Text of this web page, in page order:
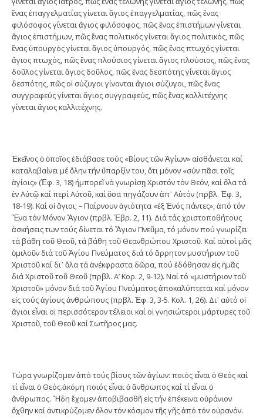
ἕνας ἐπαγγελματίας γίνεται ἅγιος ἐπαγγελματίας, πῶς ἕνας
φιλόσοφος γίνεται ἅγιος φιλόσοφος, πῶς ἕνας ἐπιστήμων γίνεται
ἅγιος ἐπιστήμων, πῶς ἕνας πολιτικός γίνεται ἅγιος πολιτικός, πῶς
ἕνας ὑπουργός γίνεται ἅγιος ὑπουργός, πῶς ἕνας πτωχός γίνεται
ἅγιος πτωχός, πῶς ἕνας πλούσιος γίνεται ἅγιος πλούσιος, πῶς ἕνας
δοῦλος γίνεται ἅγιος δοῦλος, πῶς ἕνας δεσπότης γίνεται ἅγιος
δεσπότης, πῶς οἱ σύζυγοι γίνονται ἅγιοι σύζυγοι, πῶς ἕνας
συγγραφεύς γίνεται ἅγιος συγγραφεύς, πῶς ἕνας καλλιτέχνης
γίνεται ἅγιος καλλιτέχνης.
Ἐκεῖνος ὁ ὁποῖος ἐδιάβασε τούς «Βίους τῶν Ἁγίων» αἰσθάνεται καί
καταλαβαίνει μέ ὅλην τήν ὕπαρξίν του, ὅτι μόνον «σύν πᾶσι τοῖς
ἁγίοις» (Ἐφ. 3, 18) ἠμπορεῖ νά γνωρίσῃ Χριστόν τόν Θεόν, καί ὅλα τά
ἐν Αὐτῷ καί περί Αὐτοῦ, καί ὅσα πηγάζουν ἀπ᾽ Αὐτόν (πρβλ. Ἐφ. 3,
18-19). Καί οἱ ἅγιοι; – Παίρνουν ἁγιότητα «ἐξ Ἑνός πάντες», ἀπό τόν
Ἕνα τόν Μόνον Ἅγιον (πρβλ. Ἑβρ. 2, 11). Διά τάς χριστοποθήτους
ἀσκήσεις των τούς δίνεται τό Ἅγιον Πνεῦμα, τό μόνον πού γνωρίζει
τά βάθη τοῦ Θεοῦ, τά βάθη τοῦ Θεανθρώπου Χριστοῦ. Καί αὐτοί μᾶς
ὁμιλοῦν διά τοῦ Ἁγίου Πνεύματος διά τό ἄρρητον μυστήριον τοῦ
Χριστοῦ καί δι᾽ ὅλα τά ἀνέκφραστα δῶρα, πού ἐδόθησαν εἰς ἡμᾶς
διά Χριστοῦ τοῦ Θεοῦ (πρβλ. Α’ Κορ. 2, 9-12). Ναί τό «μυστήριον τοῦ
Χριστοῦ» μόνον διά τοῦ Ἁγίου Πνεύματος ἀποκαλύπτεται καί μόνον
εἰς τούς ἁγίους ἀνθρώπους (πρβλ. Ἐφ. 3, 3-5. Κολ. 1, 26). Δι᾽ αὐτό οἱ
ἅγιοι εἶναι οἱ περισσότερον τέλειοι καί οἱ γνησιώτεροι μάρτυρες τοῦ
Χριστοῦ, τοῦ Θεοῦ καί Σωτῆρος μας.
Τώρα γνωρίζομεν ἀπό τούς βίους τῶν ἁγίων: ποιός εἶναι ὁ Θεός καί
τί εἶναι ὁ Θεός.ἀκόμη ποιός εἶναι ὁ ἄνθρωπος καί τί εἶναι ὁ
ἄνθρωπος. Ἤδη ἔχομεν ἀποβιβασθῆ εἰς τήν ἐπέκεινα οὐράνιον
ὄχθην καί ἀντικρύζομεν ὅλον τόν κόσμον τῆς γῆς ἀπό τόν οὐρανόν.